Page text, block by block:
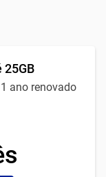
25GB
ano renovado